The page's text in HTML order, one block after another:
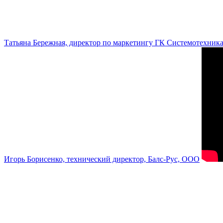
Татьяна Бережная, директор по маркетингу ГК Системотехника
Игорь Борисенко, технический директор, Балс-Рус, ООО